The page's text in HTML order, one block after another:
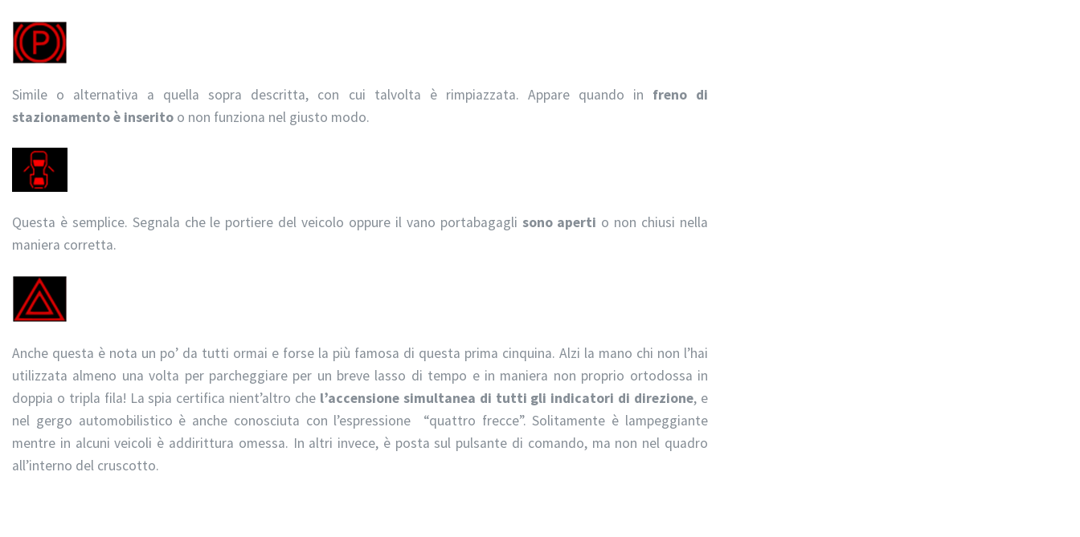
Simile o alternativa a quella sopra descritta, con cui talvolta è rimpiazzata. Appare quando in freno di
stazionamento è inserito o non funziona nel giusto modo.
Questa è semplice. Segnala che le portiere del veicolo oppure il vano portabagagli sono aperti o non chiusi nella
maniera corretta.
Anche questa è nota un po’ da tutti ormai e forse la più famosa di questa prima cinquina. Alzi la mano chi non l’hai
utilizzata almeno una volta per parcheggiare per un breve lasso di tempo e in maniera non proprio ortodossa in
doppia o tripla fila! La spia certifica nient’altro che l’accensione simultanea di tutti gli indicatori di direzione, e
nel gergo automobilistico è anche conosciuta con l’espressione “quattro frecce”. Solitamente è lampeggiante
mentre in alcuni veicoli è addirittura omessa. In altri invece, è posta sul pulsante di comando, ma non nel quadro
all’interno del cruscotto.